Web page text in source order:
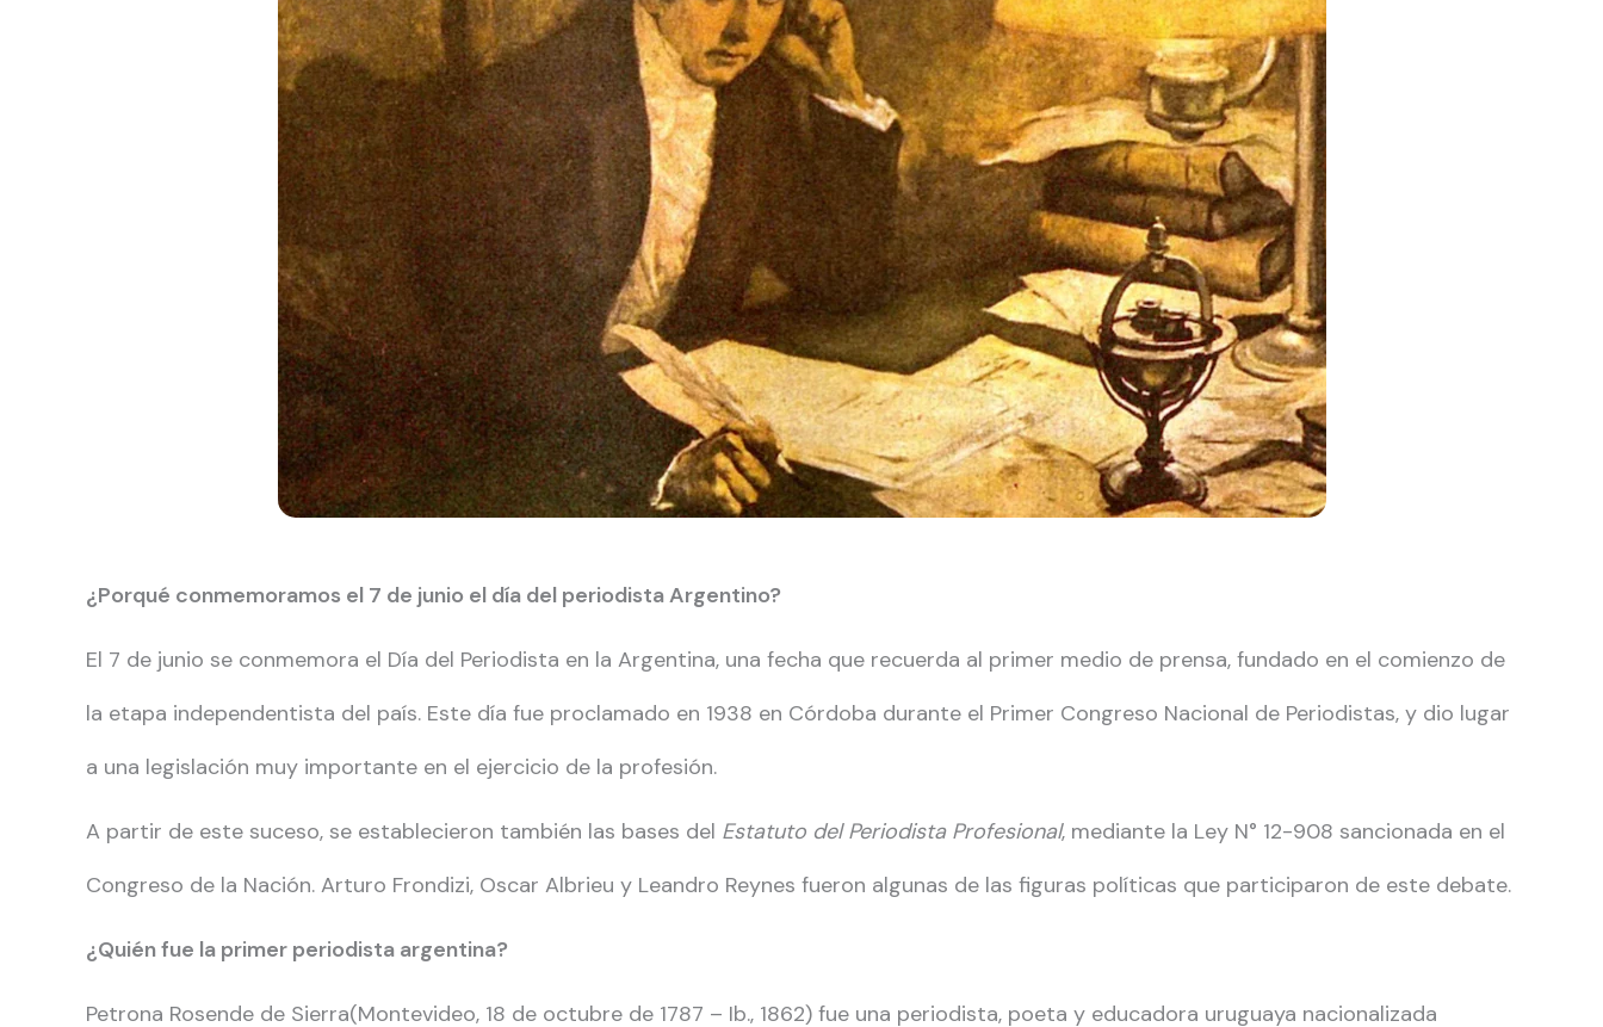
¿Porqué conmemoramos el 7 de junio el día del periodista Argentino?
El 7 de junio se conmemora el Día del Periodista en la Argentina, una fecha que recuerda al primer medio de prensa, fundado en el comienzo de
la etapa independentista del país. Este día fue proclamado en 1938 en Córdoba durante el Primer Congreso Nacional de Periodistas, y dio lugar
a una legislación muy importante en el ejercicio de la profesión.
A partir de este suceso, se establecieron también las bases del Estatuto del Periodista Profesional, mediante la Ley N° 12-908 sancionada en el
Congreso de la Nación. Arturo Frondizi, Oscar Albrieu y Leandro Reynes fueron algunas de las figuras políticas que participaron de este debate.
¿Quién fue la primer periodista argentina?
Petrona Rosende de Sierra(Montevideo, 18 de octubre de 1787 – Ib., 1862) fue una periodista, poeta y educadora uruguaya nacionalizada